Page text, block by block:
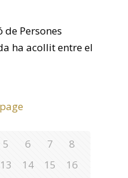
de Persones
ha acollit entre el
5 6 7
8
13 14 15
16